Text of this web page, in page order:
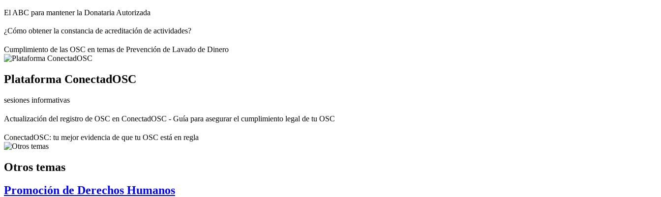
El ABC para mantener la Donataria Autorizada
¿Cómo obtener la constancia de acreditación de actividades?
Cumplimiento de las OSC en temas de Prevención de Lavado de Dinero
Plataforma ConectadOSC
sesiones informativas
Actualización del registro de OSC en ConectadOSC - Guía para asegurar el cumplimiento legal de tu OSC
ConectadOSC: tu mejor evidencia de que tu OSC está en regla
Otros temas
Promoción de Derechos Humanos